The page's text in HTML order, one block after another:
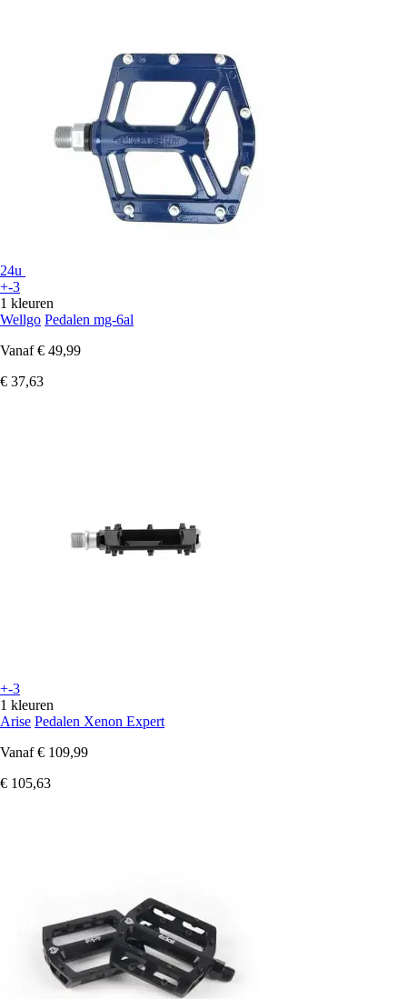
24u
+-3
1 kleuren
Wellgo Pedalen mg-6al
Vanaf € 49,99
€ 37,63
+-3
1 kleuren
Arise Pedalen Xenon Expert
Vanaf € 109,99
€ 105,63